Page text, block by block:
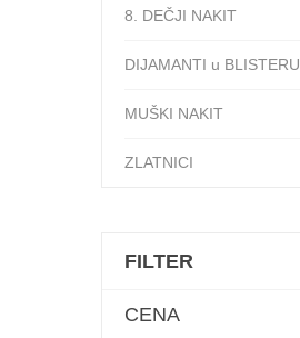
8. DEČJI NAKIT
DIJAMANTI u BLISTERU
MUŠKI NAKIT
ZLATNICI
FILTER
CENA